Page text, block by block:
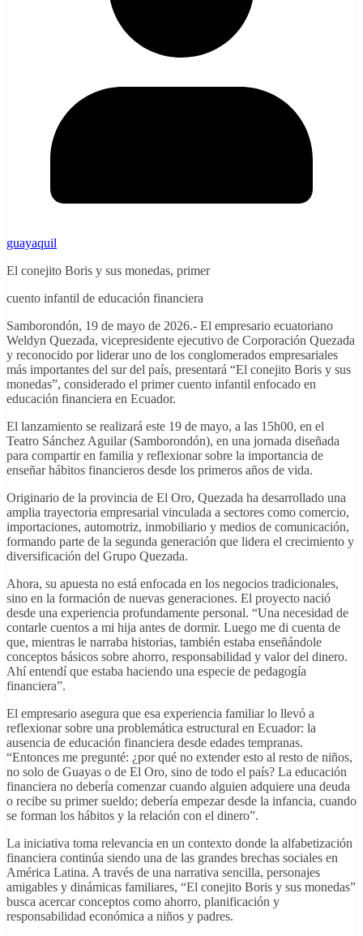
guayaquil
El conejito Boris y sus monedas, primer
cuento infantil de educación financiera
Samborondón, 19 de mayo de 2026.- El empresario ecuatoriano
Weldyn Quezada, vicepresidente ejecutivo de Corporación Quezada
y reconocido por liderar uno de los conglomerados empresariales
más importantes del sur del país, presentará “El conejito Boris y sus
monedas”, considerado el primer cuento infantil enfocado en
educación financiera en Ecuador.
El lanzamiento se realizará este 19 de mayo, a las 15h00, en el
Teatro Sánchez Aguilar (Samborondón), en una jornada diseñada
para compartir en familia y reflexionar sobre la importancia de
enseñar hábitos financieros desde los primeros años de vida.
Originario de la provincia de El Oro, Quezada ha desarrollado una
amplia trayectoria empresarial vinculada a sectores como comercio,
importaciones, automotriz, inmobiliario y medios de comunicación,
formando parte de la segunda generación que lidera el crecimiento y
diversificación del Grupo Quezada.
Ahora, su apuesta no está enfocada en los negocios tradicionales,
sino en la formación de nuevas generaciones. El proyecto nació
desde una experiencia profundamente personal. “Una necesidad de
contarle cuentos a mi hija antes de dormir. Luego me di cuenta de
que, mientras le narraba historias, también estaba enseñándole
conceptos básicos sobre ahorro, responsabilidad y valor del dinero.
Ahí entendí que estaba haciendo una especie de pedagogía
financiera”.
El empresario asegura que esa experiencia familiar lo llevó a
reflexionar sobre una problemática estructural en Ecuador: la
ausencia de educación financiera desde edades tempranas.
“Entonces me pregunté: ¿por qué no extender esto al resto de niños,
no solo de Guayas o de El Oro, sino de todo el país? La educación
financiera no debería comenzar cuando alguien adquiere una deuda
o recibe su primer sueldo; debería empezar desde la infancia, cuando
se forman los hábitos y la relación con el dinero”.
La iniciativa toma relevancia en un contexto donde la alfabetización
financiera continúa siendo una de las grandes brechas sociales en
América Latina. A través de una narrativa sencilla, personajes
amigables y dinámicas familiares, “El conejito Boris y sus monedas”
busca acercar conceptos como ahorro, planificación y
responsabilidad económica a niños y padres.